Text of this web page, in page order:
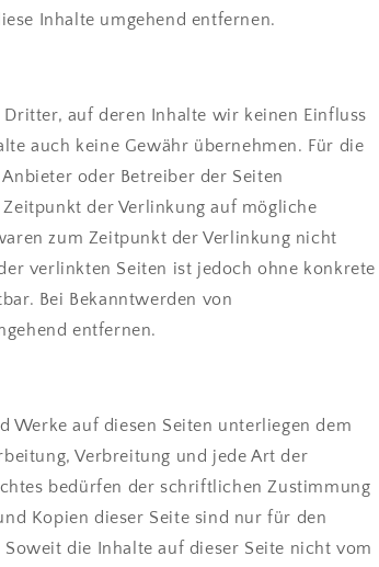
Inhalte umgehend entfernen.
auf deren Inhalte wir keinen Einfluss
auch keine Gewähr übernehmen. Für die
oder Betreiber der Seiten
der Verlinkung auf mögliche
zum Zeitpunkt der Verlinkung nicht
verlinkten Seiten ist jedoch ohne konkrete
Bei Bekanntwerden von
entfernen.
Werke auf diesen Seiten unterliegen dem
Verbreitung und jede Art der
bedürfen der schriftlichen Zustimmung
Kopien dieser Seite sind nur für den
die Inhalte auf dieser Seite nicht vom